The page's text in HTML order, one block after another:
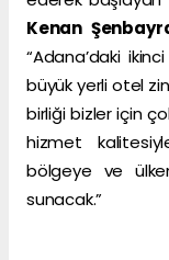
Kenan
“Adana’daki
büyük yerli otel
birliği bizler için
hizmet
bölgeye ve
sunacak.”